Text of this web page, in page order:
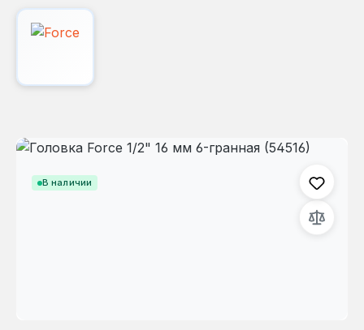
В наличии
Пропустить галерею изображений